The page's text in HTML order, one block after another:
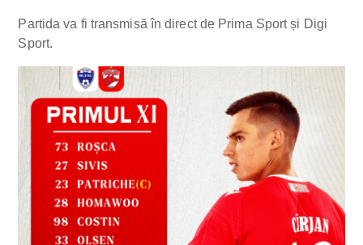
Partida va fi transmisă în direct de Prima Sport și Digi
Sport.